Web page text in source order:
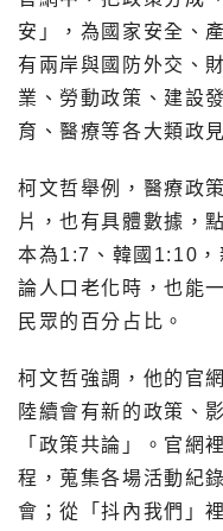
安」，為國家安全、
有兩岸與國防外交、
業、勞動政策、建設
育、醫療等各大類政見
柯文哲舉例，醫療政
片，也有具體數據，
本為1:7、韓國1:10，
論人口老化時，也能
民眾的百分占比。
柯文哲強調，他的官
陸續會有新的政策、
「政策共論」。官網
程，蒐集各場活動紀
會；從「抖內我們」